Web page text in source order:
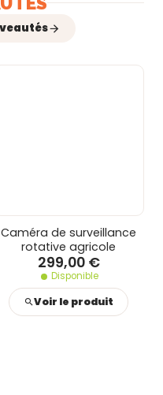
Caméra de surveillance
rotative agricole
299,00 €
Disponible
Voir le produit